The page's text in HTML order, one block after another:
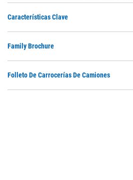
Características Clave
Family Brochure
Folleto De Carrocerías De Camiones